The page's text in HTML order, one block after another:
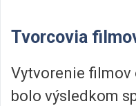
Tvorcovia
Vytvorenie filmov
bolo výsledkom